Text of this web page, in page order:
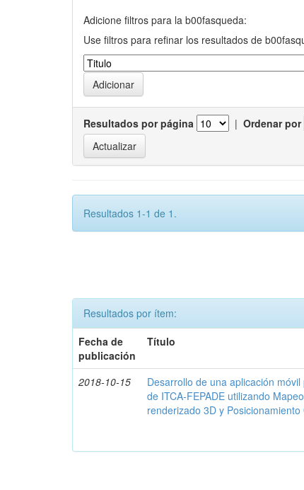
Adicione filtros para la b00fasqueda:
Use filtros para refinar los resultados de
Resultados por página | Ordenar por
Resultados 1-1 de 1.
Resultados por ítem:
Fecha de
publicación
Título
2018-10-15
Desarrollo de una aplicación
de ITCA-FEPADE utilizando
renderizado 3D y Posicionamiento